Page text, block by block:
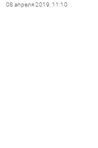
08 апреля 2019, 11:10